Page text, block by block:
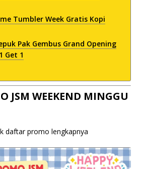
Tumbler Week Gratis Kopi
Pak Gembus Grand Opening
Get 1
JSM WEEKEND MINGGU
daftar promo lengkapnya